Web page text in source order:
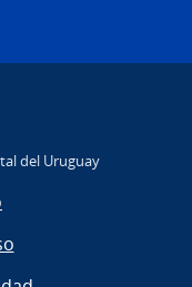
del Uruguay